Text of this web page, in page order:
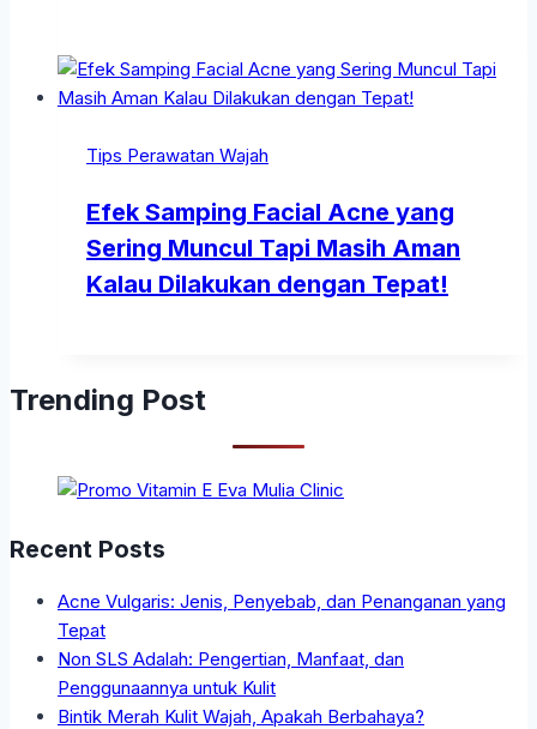
Tips Perawatan Wajah
Efek Samping Facial Acne yang
Sering Muncul Tapi Masih Aman
Kalau Dilakukan dengan Tepat!
Trending Post
Recent Posts
Acne Vulgaris: Jenis, Penyebab, dan Penanganan yang
Tepat
Non SLS Adalah: Pengertian, Manfaat, dan
Penggunaannya untuk Kulit
Bintik Merah Kulit Wajah, Apakah Berbahaya?